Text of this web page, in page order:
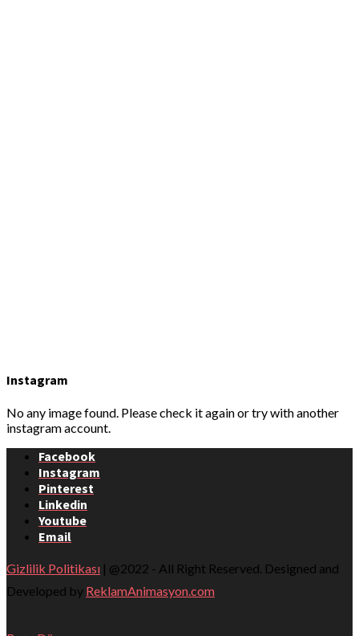
Instagram
No any image found. Please check it again or try with another
instagram account.
Facebook
Instagram
Pinterest
Linkedin
Youtube
Email
Gizlilik Politikası | @2022 - All Right Reserved. Designed and
Developed by ReklamAnimasyon.com